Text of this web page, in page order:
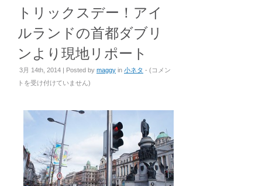
トリックスデー！アイ
ルランドの首都ダブリ
ンより現地リポート
3月 14th, 2014 | Posted by maggy in 小ネタ - (3
ン
ト
パ
ト
コメン
トを受け付けていません)